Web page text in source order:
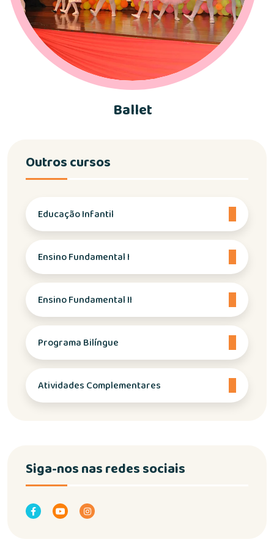
Ballet
Outros cursos
Educação Infantil
Ensino Fundamental I
Ensino Fundamental II
Programa Bilíngue
Atividades Complementares
Siga-nos nas redes sociais